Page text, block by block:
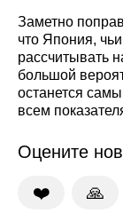
Заметно
что Япония,
рассчитывать
большой
останется
всем
Оцените
❤️ 🙏